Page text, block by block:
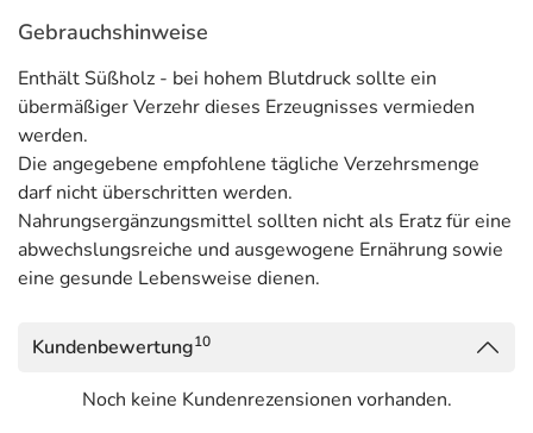
Gebrauchshinweise
Enthält Süßholz - bei hohem Blutdruck sollte ein
übermäßiger Verzehr dieses Erzeugnisses vermieden
werden.
Die angegebene empfohlene tägliche Verzehrsmenge
darf nicht überschritten werden.
Nahrungsergänzungsmittel sollten nicht als Eratz für eine
abwechslungsreiche und ausgewogene Ernährung sowie
eine gesunde Lebensweise dienen.
Kundenbewertung10
Noch keine Kundenrezensionen vorhanden.